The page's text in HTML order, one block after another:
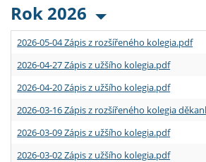
Rok 2026
2026-05-04 Zápis z rozšířeného kolegia.pdf
2026-04-27 Zápis z užšího kolegia.pdf
2026-04-20 Zápis z užšího kolegia.pdf
2026-03-16 Zápis z rozšířeného kolegia
2026-03-09 Zápis z užšího kolegia.pdf
2026-03-02 Zápis z užšího kolegia.pdf